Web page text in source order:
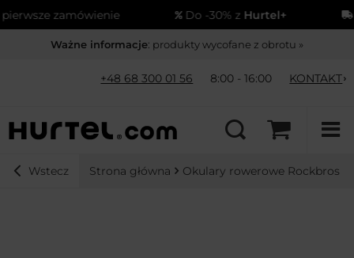
zamówienie Do -30% z Hurtel+
Ważne informacje: produkty wycofane z obrotu »
+48 68 300 01 56 8:00 - 16:00 KONTAKT
Wstecz Strona główna Okulary rowerowe Rockbros